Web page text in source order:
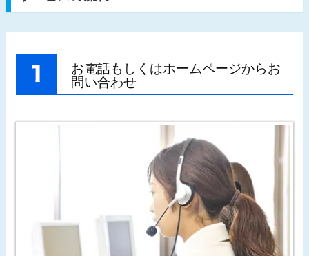
お電話もしくはホームページからお
問い合わせ